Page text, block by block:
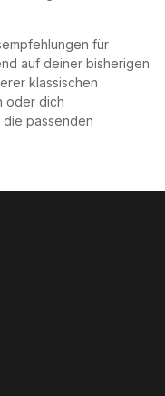
für
auf deiner bisherigen
klassischen
oder dich
passenden